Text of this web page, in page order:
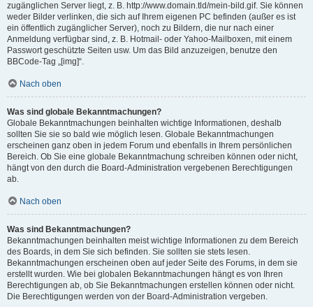
zugänglichen Server liegt, z. B. http://www.domain.tld/mein-bild.gif. Sie können
weder Bilder verlinken, die sich auf Ihrem eigenen PC befinden (außer es ist
ein öffentlich zugänglicher Server), noch zu Bildern, die nur nach einer
Anmeldung verfügbar sind, z. B. Hotmail- oder Yahoo-Mailboxen, mit einem
Passwort geschützte Seiten usw. Um das Bild anzuzeigen, benutze den
BBCode-Tag „[img]“.
Nach oben
Was sind globale Bekanntmachungen?
Globale Bekanntmachungen beinhalten wichtige Informationen, deshalb
sollten Sie sie so bald wie möglich lesen. Globale Bekanntmachungen
erscheinen ganz oben in jedem Forum und ebenfalls in Ihrem persönlichen
Bereich. Ob Sie eine globale Bekanntmachung schreiben können oder nicht,
hängt von den durch die Board-Administration vergebenen Berechtigungen
ab.
Nach oben
Was sind Bekanntmachungen?
Bekanntmachungen beinhalten meist wichtige Informationen zu dem Bereich
des Boards, in dem Sie sich befinden. Sie sollten sie stets lesen.
Bekanntmachungen erscheinen oben auf jeder Seite des Forums, in dem sie
erstellt wurden. Wie bei globalen Bekanntmachungen hängt es von Ihren
Berechtigungen ab, ob Sie Bekanntmachungen erstellen können oder nicht.
Die Berechtigungen werden von der Board-Administration vergeben.